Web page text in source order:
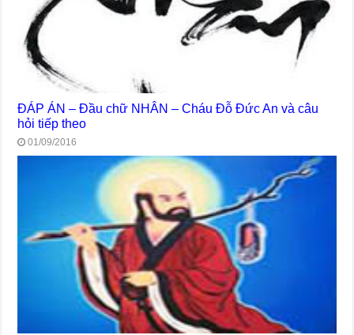
ĐÁP ÁN – Đầu chữ NHÂN – Cháu Đỗ Đức An và câu
hỏi tiếp theo
01/09/2016